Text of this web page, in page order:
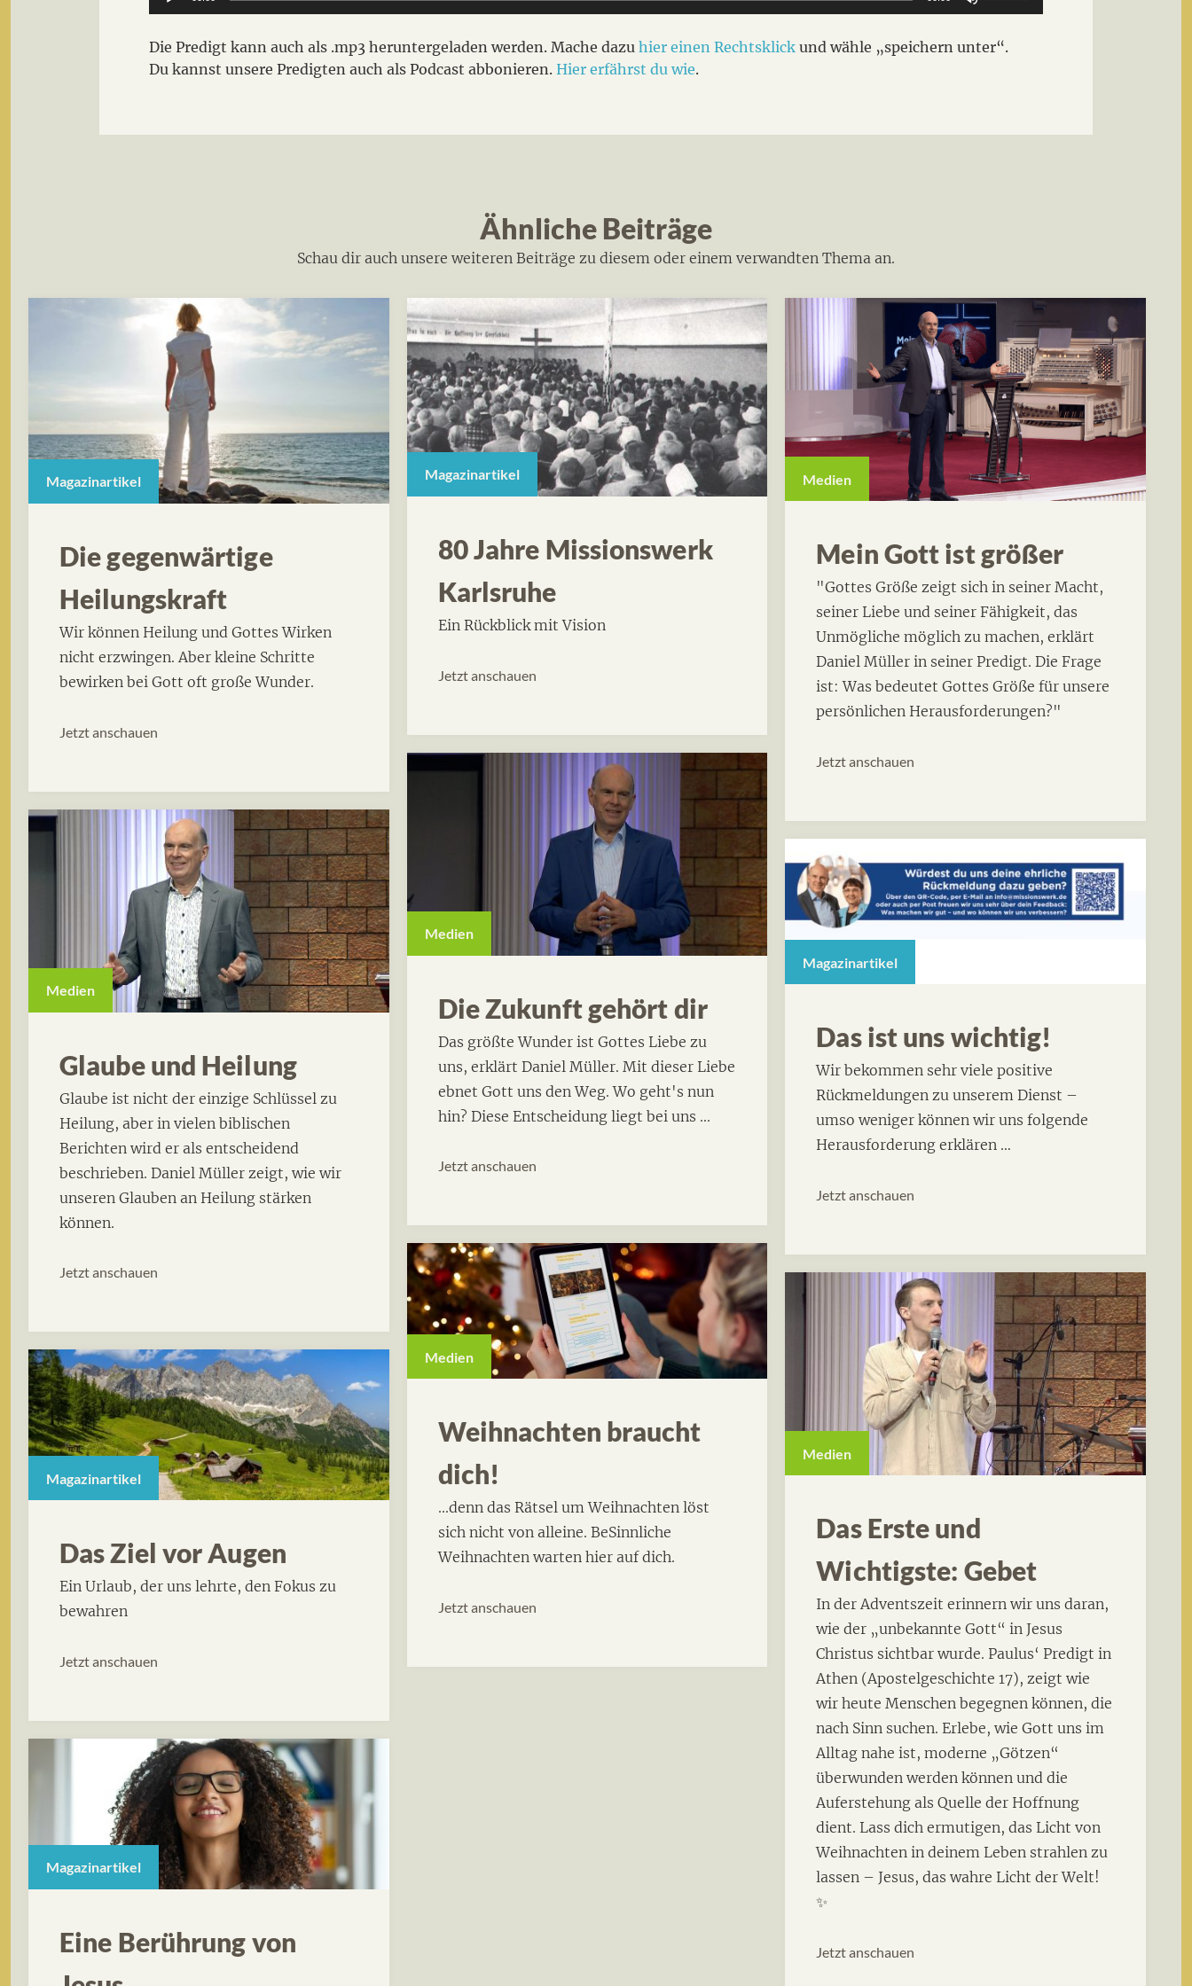
Player
Hoch/Runter
um
Die Predigt kann auch als .mp3 heruntergeladen werden. Mache dazu hier einen Rechtsklick und wähle „speichern unter“.
Du kannst unsere Predigten auch als Podcast abbonieren. Hier erfährst du wie.
Ähnliche Beiträge
Schau dir auch unsere weiteren Beiträge zu diesem oder einem verwandten Thema an.
Magazinartikel
Die gegenwärtige
Heilungskraft
Wir können Heilung und Gottes Wirken
nicht erzwingen. Aber kleine Schritte
bewirken bei Gott oft große Wunder.
Jetzt anschauen
Medien
Glaube und Heilung
Glaube ist nicht der einzige Schlüssel zu
Heilung, aber in vielen biblischen
Berichten wird er als entscheidend
beschrieben. Daniel Müller zeigt, wie wir
unseren Glauben an Heilung stärken
können.
Jetzt anschauen
Magazinartikel
Das Ziel vor Augen
Ein Urlaub, der uns lehrte, den Fokus zu
bewahren
Jetzt anschauen
Magazinartikel
Eine Berührung von
Magazinartikel
80 Jahre Missionswerk
Karlsruhe
Ein Rückblick mit Vision
Jetzt anschauen
Medien
Die Zukunft gehört dir
Das größte Wunder ist Gottes Liebe zu
uns, erklärt Daniel Müller. Mit dieser Liebe
ebnet Gott uns den Weg. Wo geht's nun
hin? Diese Entscheidung liegt bei uns ...
Jetzt anschauen
Medien
Weihnachten braucht
dich!
...denn das Rätsel um Weihnachten löst
sich nicht von alleine. BeSinnliche
Weihnachten warten hier auf dich.
Jetzt anschauen
Medien
Mein Gott ist größer
"Gottes Größe zeigt sich in seiner Macht,
seiner Liebe und seiner Fähigkeit, das
Unmögliche möglich zu machen, erklärt
Daniel Müller in seiner Predigt. Die Frage
ist: Was bedeutet Gottes Größe für unsere
persönlichen Herausforderungen?"
Jetzt anschauen
Magazinartikel
Das ist uns wichtig!
Wir bekommen sehr viele positive
Rückmeldungen zu unserem Dienst –
umso weniger können wir uns folgende
Herausforderung erklären …
Jetzt anschauen
Medien
Das Erste und
Wichtigste: Gebet
In der Adventszeit erinnern wir uns daran,
wie der „unbekannte Gott“ in Jesus
Christus sichtbar wurde. Paulus‘ Predigt in
Athen (Apostelgeschichte 17), zeigt wie
wir heute Menschen begegnen können, die
nach Sinn suchen. Erlebe, wie Gott uns im
Alltag nahe ist, moderne „Götzen“
überwunden werden können und die
Auferstehung als Quelle der Hoffnung
dient. Lass dich ermutigen, das Licht von
Weihnachten in deinem Leben strahlen zu
lassen – Jesus, das wahre Licht der Welt!
✨
Jetzt anschauen